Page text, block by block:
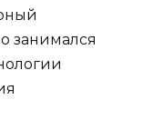
занимался